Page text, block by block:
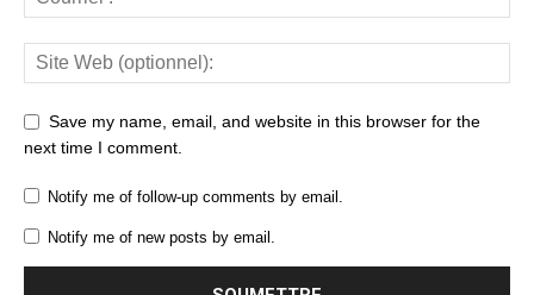
Save my name, email, and website in this browser for the
next time I comment.
Notify me of follow-up comments by email.
Notify me of new posts by email.